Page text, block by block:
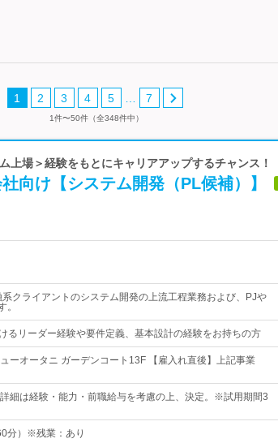
1 2 3 4 5 7
1件〜50件（全348件中）
上場＞経験をもとにキャリアアップするチャンス！
向け【システム開発（PL候補）】
クライアントのシステム開発の上流工程業務および、PJや
。
るリーダー経験や要件定義、基本設計の経験をお持ちの方
ーオータニ ガーデンコート13F 【雇入れ直後】上記事業
細は経験・能力・前職給与を考慮の上、決定。※試用期間3
分）※残業：あり